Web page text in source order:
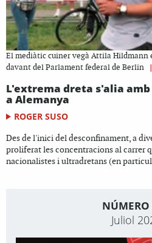
El mediàtic cuiner vegà Attila Hildmann
davant del Parlament federal de Berlin
|
L'extrema dreta s'alia
a Alemanya
ROGER SUSO
Des de l'inici del desconfinament, a
proliferat les concentracions al carrer
nacionalistes i ultradretans (en
Juliol